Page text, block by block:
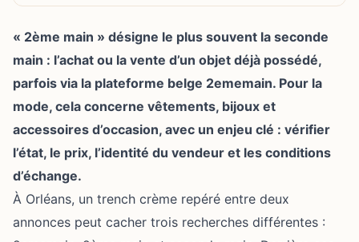
« 2ème main » désigne le plus souvent la seconde
main : l’achat ou la vente d’un objet déjà possédé,
parfois via la plateforme belge 2ememain. Pour la
mode, cela concerne vêtements, bijoux et
accessoires d’occasion, avec un enjeu clé : vérifier
l’état, le prix, l’identité du vendeur et les conditions
d’échange.
À Orléans, un trench crème repéré entre deux
annonces peut cacher trois recherches différentes :